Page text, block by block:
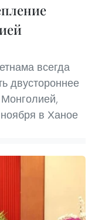
всегда
двустороннее
Монголией,
в Ханое